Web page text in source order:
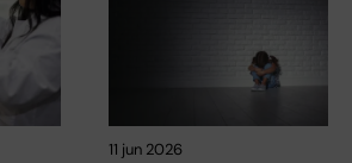
11 jun 2026